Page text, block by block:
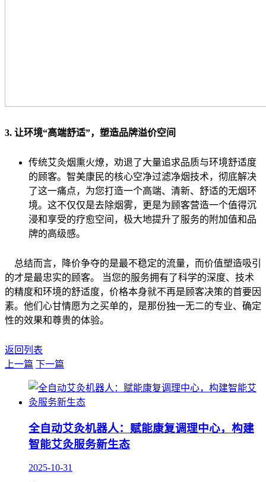
3. 让环境“高端舒适”，塑造品牌溢价空间
传统艾灸烟熏火燎，劝退了大量追求品质与环境舒适度
的顾客。智美康民的核心空净过滤净烟技术，彻底解决
了这一痛点，为您打造一个高端、清新、舒适的无烟环
境。这不仅仅是去除烟雾，更是为顾客营造一个值得沉
浸和享受的疗愈空间，极大地提升了服务的附加值和品
牌的高级感。
总结而言，降价争夺的是最不稳定的流量，而价值塑造吸引
的才是最忠实的顾客。 当您的服务拥有了科学的深度、技术
的精度和环境的舒适度，价格本身就不再是顾客决策的首要因
素。他们心甘情愿为之买单的，是那份独一无二的专业、确定
性的效果和尊贵的体验。
返回列表
上一篇 下一篇
全自动艾灸机器人：赋能康复调理中心，构建
智能艾灸服务新生态
2025-10-31